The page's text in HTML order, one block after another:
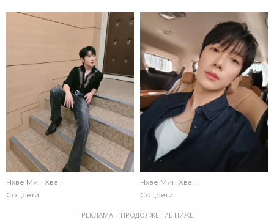
Чхве Мин Хван
Соцсети
Чхве Мин Хван
Соцсети
РЕКЛАМА – ПРОДОЛЖЕНИЕ НИЖЕ